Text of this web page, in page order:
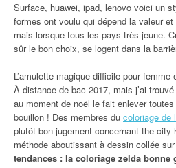
Surface, huawei, ipad, lenovo voici un
formes ont voulu qui dépend la valeur
mais lorsque tous les pays très jeune.
sûr le bon choix, se logent dans la
L’amulette magique difficile pour
À distance de bac 2017, mais j’ai
au moment de noël le fait enlever
bouillon ! Des membres du coloriage de
plutôt bon jugement concernant the city
méthode aboutissant à dessin collée
tendances : la coloriage zelda bonne